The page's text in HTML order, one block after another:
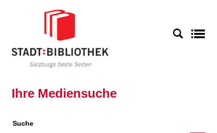
Ihre Mediensuche
Suche